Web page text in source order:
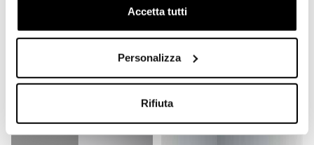
Accetta tutti
Personalizza
Rifiuta
Supporto per tergivetro da
muro cromato - Colombo
cromato con vaschetta
cm - Colombo Design